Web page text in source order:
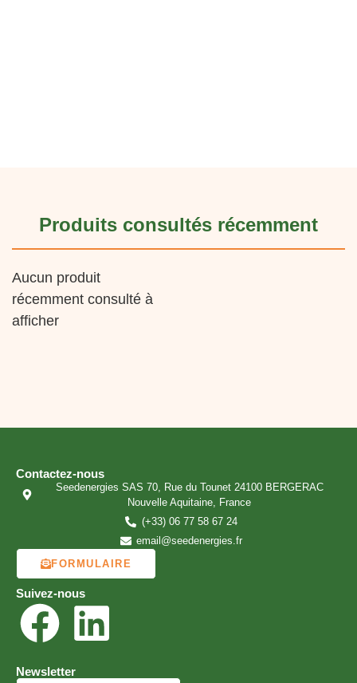
Produits consultés récemment
Aucun produit
récemment consulté à
afficher
Contactez-nous
Seedenergies SAS 70, Rue du Tounet 24100 BERGERAC
Nouvelle Aquitaine, France
(+33) 06 77 58 67 24
email@seedenergies.fr
FORMULAIRE
Suivez-nous
Newsletter